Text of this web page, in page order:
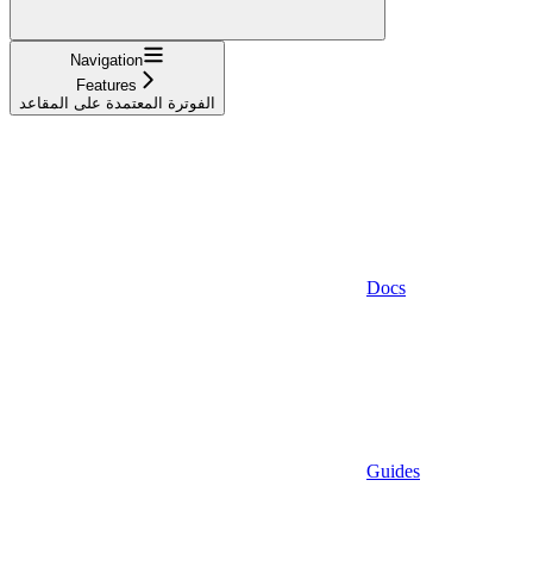
Navigation
Features
الفوترة المعتمدة على المقاعد
Docs
Guides